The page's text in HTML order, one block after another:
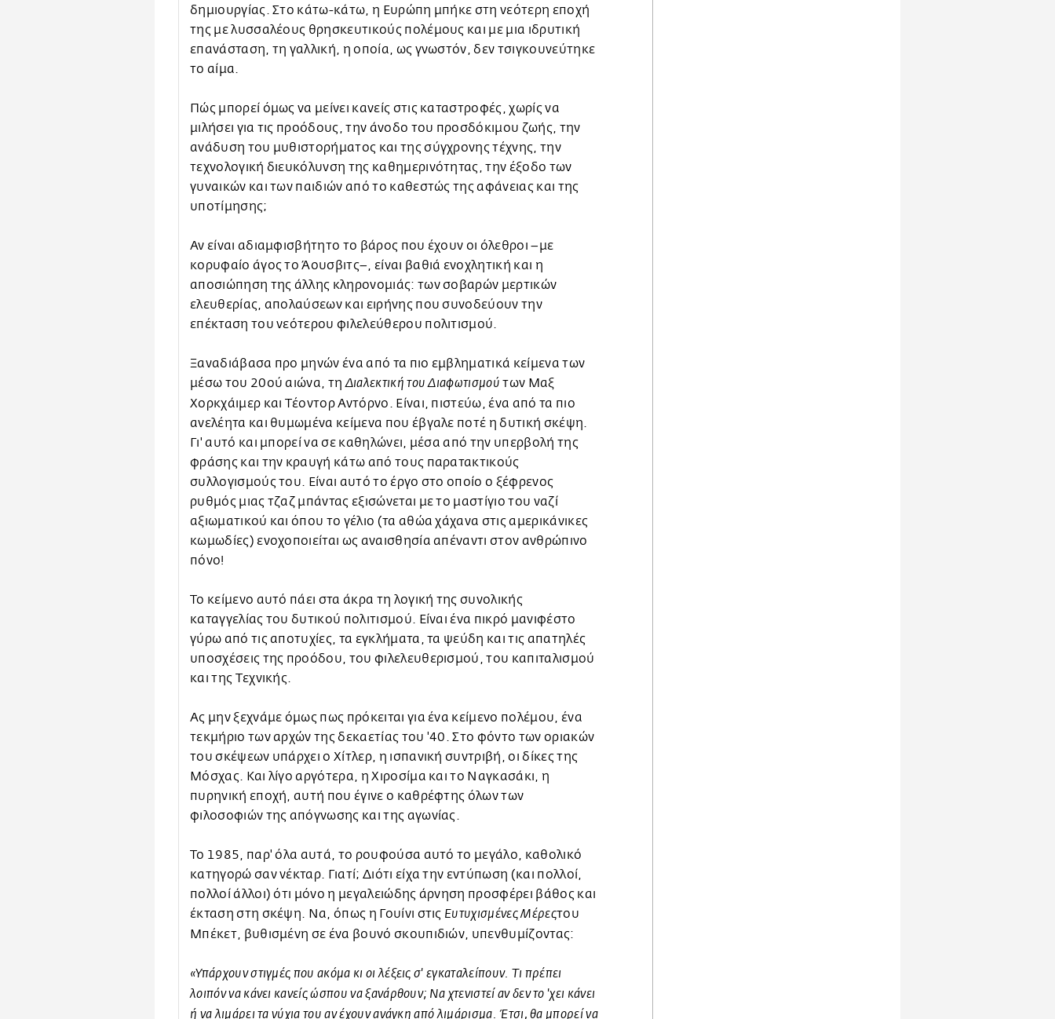
δημιουργίας. Στο κάτω-κάτω, η Ευρώπη μπήκε στη νεότερη εποχή
της με λυσσαλέους θρησκευτικούς πολέμους και με μια ιδρυτική
επανάσταση, τη γαλλική, η οποία, ως γνωστόν, δεν τσιγκουνεύτηκε
το αίμα.
Πώς μπορεί όμως να μείνει κανείς στις καταστροφές, χωρίς να
μιλήσει για τις προόδους, την άνοδο του προσδόκιμου ζωής, την
ανάδυση του μυθιστορήματος και της σύγχρονης τέχνης, την
τεχνολογική διευκόλυνση της καθημερινότητας, την έξοδο των
γυναικών και των παιδιών από το καθεστώς της αφάνειας και της
υποτίμησης;
Αν είναι αδιαμφισβήτητο το βάρος που έχουν οι όλεθροι –με
κορυφαίο άγος το Άουσβιτς–, είναι βαθιά ενοχλητική και η
αποσιώπηση της άλλης κληρονομιάς: των σοβαρών μερτικών
ελευθερίας, απολαύσεων και ειρήνης που συνοδεύουν την
επέκταση του νεότερου φιλελεύθερου πολιτισμού.
Ξαναδιάβασα προ μηνών ένα από τα πιο εμβληματικά κείμενα των
μέσω του 20ού αιώνα, τη Διαλεκτική του Διαφωτισμού των Μαξ
Χορκχάιμερ και Τέοντορ Αντόρνο. Είναι, πιστεύω, ένα από τα πιο
ανελέητα και θυμωμένα κείμενα που έβγαλε ποτέ η δυτική σκέψη.
Γι' αυτό και μπορεί να σε καθηλώνει, μέσα από την υπερβολή της
φράσης και την κραυγή κάτω από τους παρατακτικούς
συλλογισμούς του. Είναι αυτό το έργο στο οποίο ο ξέφρενος
ρυθμός μιας τζαζ μπάντας εξισώνεται με το μαστίγιο του ναζί
αξιωματικού και όπου το γέλιο (τα αθώα χάχανα στις αμερικάνικες
κωμωδίες) ενοχοποιείται ως αναισθησία απέναντι στον ανθρώπινο
πόνο!
Το κείμενο αυτό πάει στα άκρα τη λογική της συνολικής
καταγγελίας του δυτικού πολιτισμού. Είναι ένα πικρό μανιφέστο
γύρω από τις αποτυχίες, τα εγκλήματα, τα ψεύδη και τις απατηλές
υποσχέσεις της προόδου, του φιλελευθερισμού, του καπιταλισμού
και της Τεχνικής.
Ας μην ξεχνάμε όμως πως πρόκειται για ένα κείμενο πολέμου, ένα
τεκμήριο των αρχών της δεκαετίας του '40. Στο φόντο των οριακών
του σκέψεων υπάρχει ο Χίτλερ, η ισπανική συντριβή, οι δίκες της
Μόσχας. Και λίγο αργότερα, η Χιροσίμα και το Ναγκασάκι, η
πυρηνική εποχή, αυτή που έγινε ο καθρέφτης όλων των
φιλοσοφιών της απόγνωσης και της αγωνίας.
Το 1985, παρ' όλα αυτά, το ρουφούσα αυτό το μεγάλο, καθολικό
κατηγορώ σαν νέκταρ. Γιατί; Διότι είχα την εντύπωση (και πολλοί,
πολλοί άλλοι) ότι μόνο η μεγαλειώδης άρνηση προσφέρει βάθος και
έκταση στη σκέψη. Να, όπως η Γουίνι στις Ευτυχισμένες Μέρεςτου
Μπέκετ, βυθισμένη σε ένα βουνό σκουπιδιών, υπενθυμίζοντας:
«Υπάρχουν στιγμές που ακόμα κι οι λέξεις σ' εγκαταλείπουν. Τι πρέπει
λοιπόν να κάνει κανείς ώσπου να ξανάρθουν; Να χτενιστεί αν δεν το 'χει κάνει
ή να λιμάρει τα νύχια του αν έχουν ανάγκη από λιμάρισμα. Έτσι, θα μπορεί να